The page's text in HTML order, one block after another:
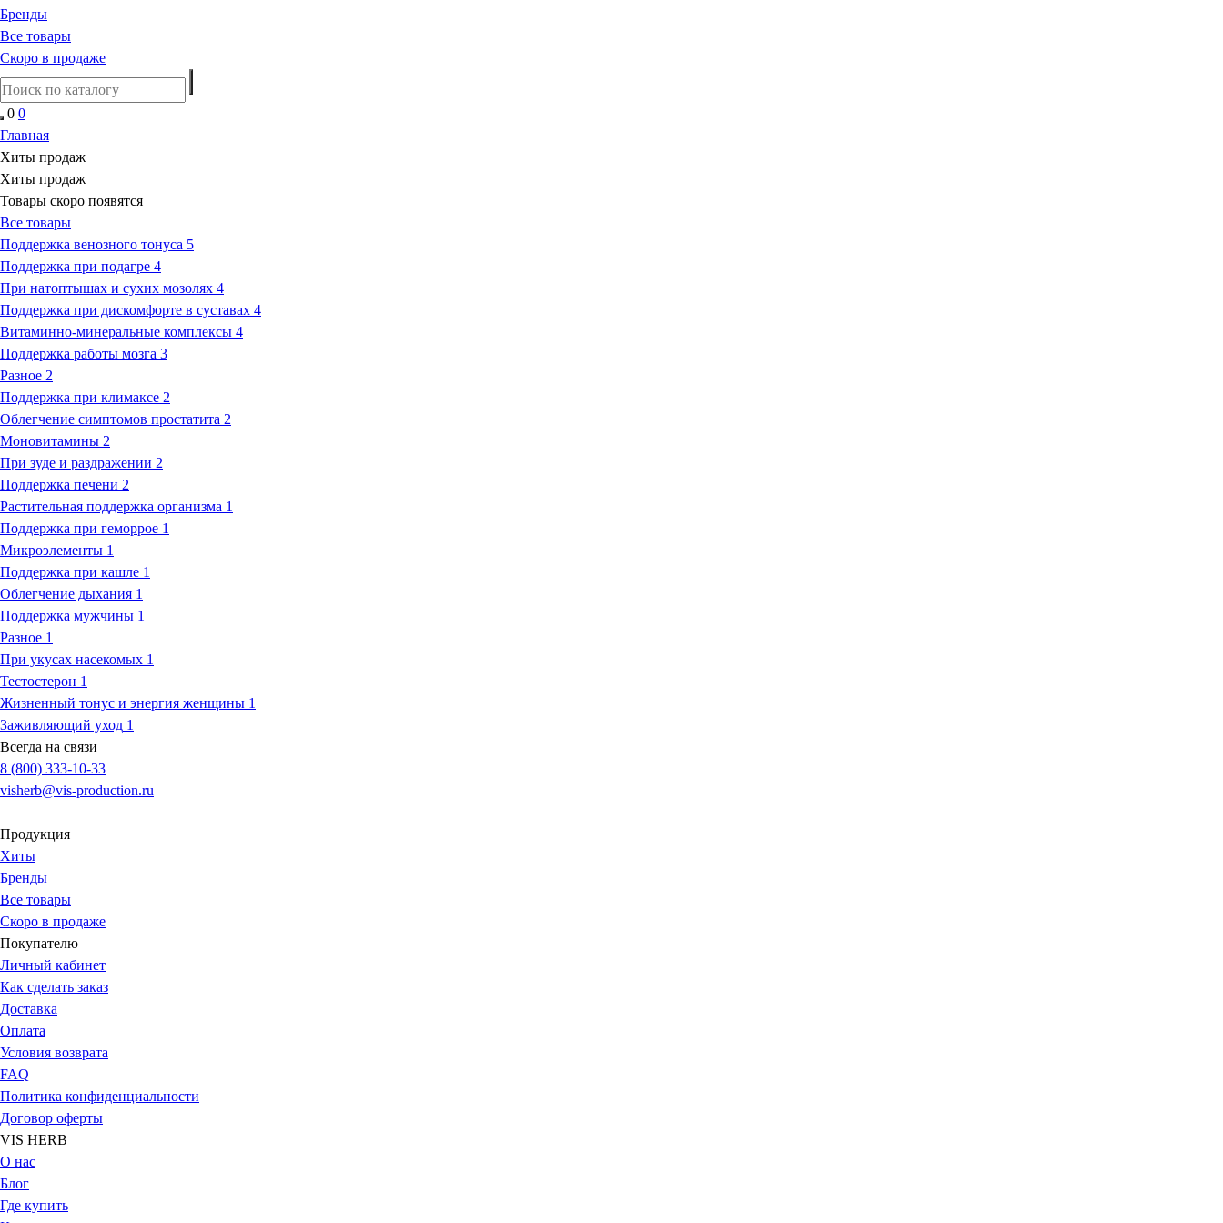
Бренды
Все товары
Скоро в продаже
0 0
Главная
Хиты продаж
Хиты продаж
Товары скоро появятся
Все товары
Поддержка венозного тонуса 5
Поддержка при подагре 4
При натоптышах и сухих мозолях 4
Поддержка при дискомфорте в суставах 4
Витаминно-минеральные комплексы 4
Поддержка работы мозга 3
Разное 2
Поддержка при климаксе 2
Облегчение симптомов простатита 2
Моновитамины 2
При зуде и раздражении 2
Поддержка печени 2
Растительная поддержка организма 1
Поддержка при геморрое 1
Микроэлементы 1
Поддержка при кашле 1
Облегчение дыхания 1
Поддержка мужчины 1
Разное 1
При укусах насекомых 1
Тестостерон 1
Жизненный тонус и энергия женщины 1
Заживляющий уход 1
Всегда на связи
8 (800) 333-10-33
visherb@vis-production.ru
Продукция
Хиты
Бренды
Все товары
Скоро в продаже
Покупателю
Личный кабинет
Как сделать заказ
Доставка
Оплата
Условия возврата
FAQ
Политика конфиденциальности
Договор оферты
VIS HERB
О нас
Блог
Где купить